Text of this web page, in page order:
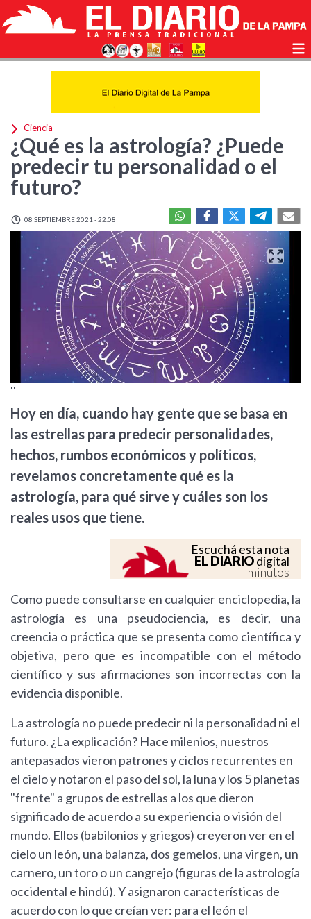
Ciencia
¿Qué es la astrología? ¿Puede
predecir tu personalidad o el
futuro?
08 SEPTIEMBRE 2021 - 22:08
''
Hoy en día, cuando hay gente que se basa en
las estrellas para predecir personalidades,
hechos, rumbos económicos y políticos,
revelamos concretamente qué es la
astrología, para qué sirve y cuáles son los
reales usos que tiene.
Escuchá esta nota
EL DIARIOdigital
minutos
Como puede consultarse en cualquier enciclopedia, la
astrología es una pseudociencia, es decir, una
creencia o práctica que se presenta como científica y
objetiva, pero que es incompatible con el método
científico y sus afirmaciones son incorrectas con la
evidencia disponible.
La astrología no puede predecir ni la personalidad ni el
futuro. ¿La explicación? Hace milenios, nuestros
antepasados vieron patrones y ciclos recurrentes en
el cielo y notaron el paso del sol, la luna y los 5 planetas
"frente" a grupos de estrellas a los que dieron
significado de acuerdo a su experiencia o visión del
mundo. Ellos (babilonios y griegos) creyeron ver en el
cielo un león, una balanza, dos gemelos, una virgen, un
carnero, un toro o un cangrejo (figuras de la astrología
occidental e hindú). Y asignaron características de
acuerdo con lo que creían ver: para el león el